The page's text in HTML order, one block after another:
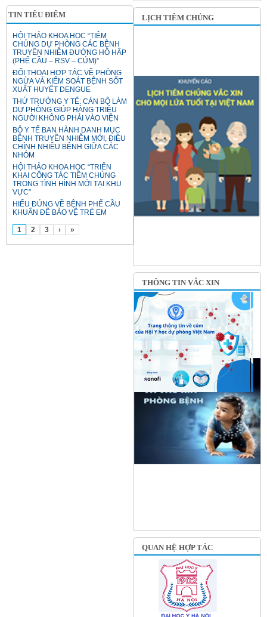
TIN TIÊU ĐIỂM
HỘI THẢO KHOA HỌC “TIÊM
CHỦNG DỰ PHÒNG CÁC BỆNH
TRUYỀN NHIỄM ĐƯỜNG HÔ HẤP
(PHẾ CẦU – RSV – CÚM)”
ĐỐI THOẠI HỢP TÁC VỀ PHÒNG
NGỪA VÀ KIỂM SOÁT BỆNH SỐT
XUẤT HUYẾT DENGUE
THỨ TRƯỞNG Y TẾ: CÁN BỘ LÀM
DỰ PHÒNG GIÚP HÀNG TRIỆU
NGƯỜI KHÔNG PHẢI VÀO VIỆN
BỘ Y TẾ BAN HÀNH DANH MỤC
BỆNH TRUYỀN NHIỄM MỚI, ĐIỀU
CHỈNH NHIỀU BỆNH GIỮA CÁC
NHÓM
HỘI THẢO KHOA HỌC “TRIỂN
KHAI CÔNG TÁC TIÊM CHỦNG
TRONG TÌNH HÌNH MỚI TẠI KHU
VỰC”
HIỂU ĐÚNG VỀ BỆNH PHẾ CẦU
KHUẨN ĐỂ BẢO VỆ TRẺ EM
1 2 3 › »
LỊCH TIÊM CHỦNG
THÔNG TIN VẮC XIN
QUAN HỆ HỢP TÁC